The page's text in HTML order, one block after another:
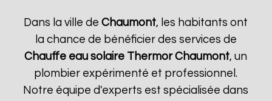
Dans la ville deChaumont, les habitants ont
la chance de bénéficier des services de
Chauffe eau solaire Thermor Chaumont, un
plombier expérimenté et professionnel.
Notre équipe d'experts est spécialisée dans